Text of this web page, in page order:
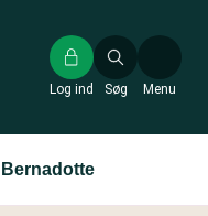
Søg
Log ind Menu